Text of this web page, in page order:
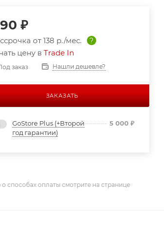
₽
от 138 р./мес.
?
цену в Trade In
заказ Нашли дешевле?
ЗАКАЗАТЬ
GoStore Plus (+Второй
год гарантии)
5 000₽
способах оплаты смотрите на странице